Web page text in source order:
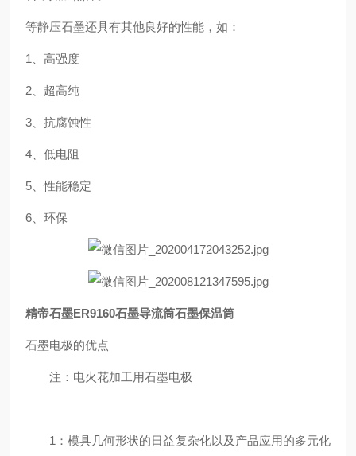
等静压石墨还具有其他良好的性能，如：
1、高强度
2、超高纯
3、抗腐蚀性
4、低电阻
5、性能稳定
6、环保
精帝石墨ER9160石墨导流筒石墨保温筒
石墨电极的优点
注：电火花加工用石墨电极
1：模具几何形状的日益复杂化以及产品应用的多元化